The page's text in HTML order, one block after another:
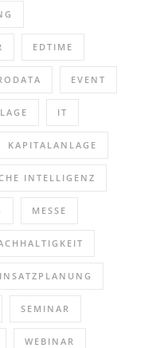
EDTIME
EVENT
IT
KAPITALANLAGE
INTELLIGENZ
MESSE
SEMINAR
WEBINAR